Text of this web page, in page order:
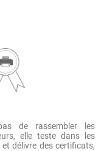
de rassembler les
elle teste dans les
délivre des certificats,